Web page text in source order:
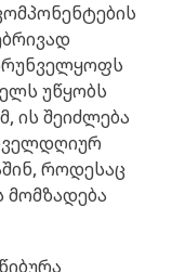
უწყობს
ის შეიძლება
როდესაც